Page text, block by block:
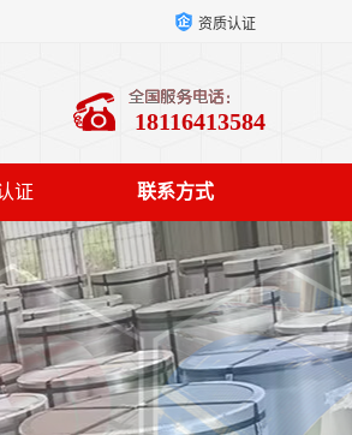
资质认证
18116413584
证 联系方式